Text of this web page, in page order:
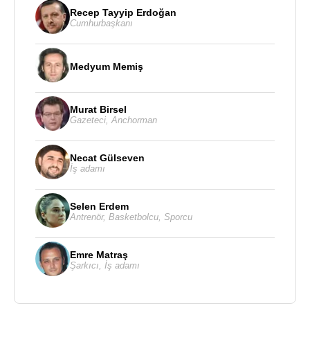
Recep Tayyip Erdoğan
Cumhurbaşkanı
Medyum Memiş
Murat Birsel
Gazeteci,Anchorman
Necat Gülseven
İş adamı
Selen Erdem
Antrenör, Basketbolcu, Sporcu
Emre Matraş
Şarkıcı, İş adamı